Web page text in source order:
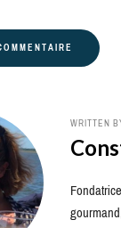
WRITTEN